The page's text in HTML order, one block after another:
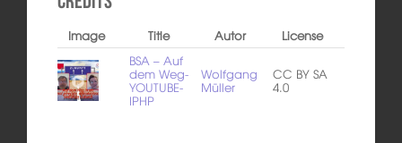
Image Title Autor
License
BSA – Auf
dem Weg-
YOUTUBE-
IPHP
Wolfgang
Müller
CC BY SA
4.0